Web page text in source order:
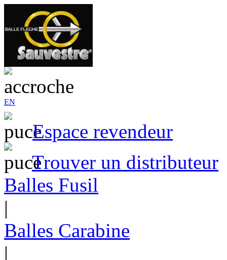
EN
Espace revendeur
Trouver un distributeur
Balles Fusil
|
Balles Carabine
|